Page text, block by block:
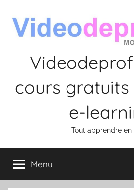
contenu
cours gratuits
e-
Tout apprendre en
Menu